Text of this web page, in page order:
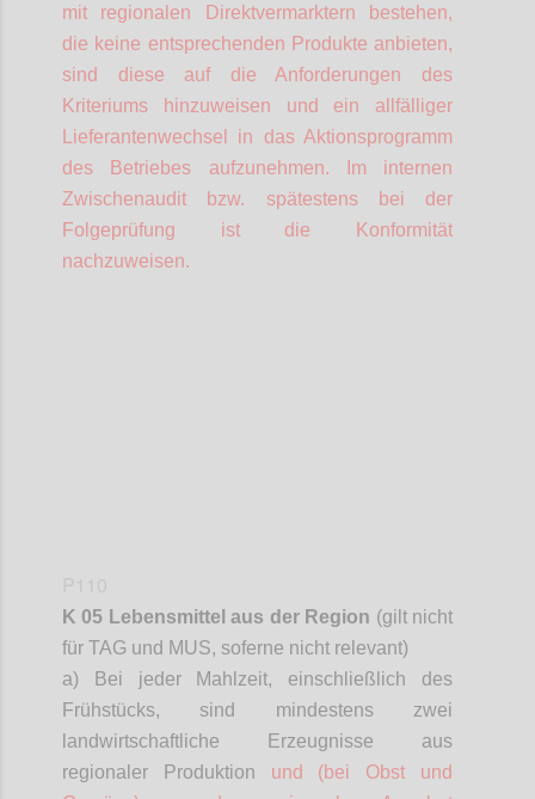
mit regionalen
Direktvermarktern bestehen,
die keine entsprechenden Produkte anbieten,
sind diese auf die Anforderungen des
Kriteriums hinzuweisen und ein allfälliger
Lieferantenwechsel in das Aktionsprogramm
des Betriebes aufzunehmen. Im internen
Zwischenaudit bzw. spätestens bei der
Folgeprüfung ist die Konformität
nachzuweisen.
K 05 Lebensmittel aus der Region (gilt nicht
für TAG und MUS, soferne nicht relevant)
a) Bei jeder Mahlzeit, einschließlich des
Frühstücks, sind mindestens zwei
landwirtschaftliche Erzeugnisse aus
regionaler Produktion und (bei Obst und